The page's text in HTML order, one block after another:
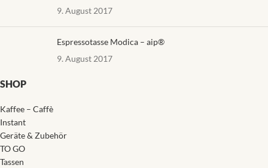
9. August 2017
Espressotasse Modica – aip®
9. August 2017
SHOP
Kaffee – Caffè
Instant
Geräte & Zubehör
TO GO
Tassen